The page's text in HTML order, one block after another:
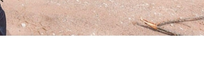
Çankırı
Çorum